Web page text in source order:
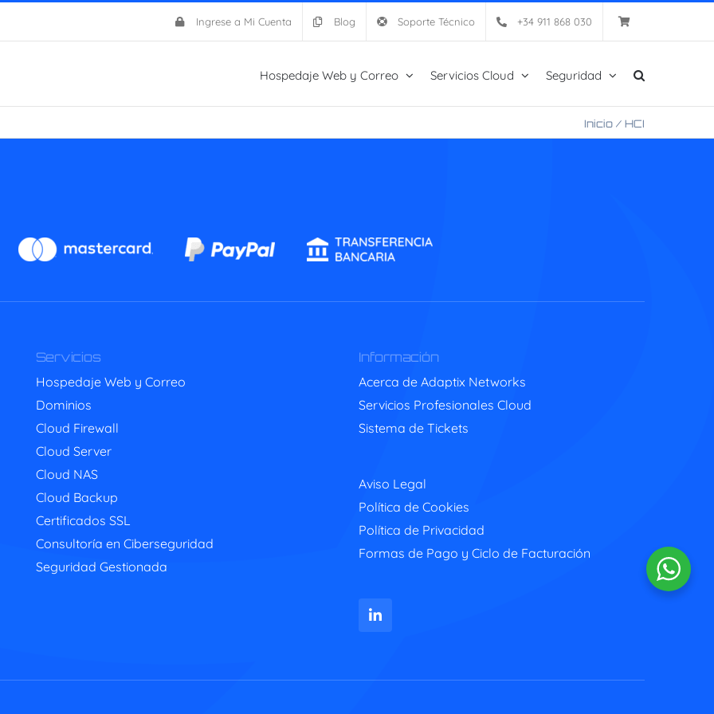
Ingrese a Mi Cuenta Blog Soporte Técnico +34 911 868 030
Hospedaje Web y Correo Servicios Cloud Seguridad
Inicio / HCI
Servicios
Hospedaje Web y Correo
Dominios
Cloud Firewall
Cloud Server
Cloud NAS
Cloud Backup
Certificados SSL
Consultoría en Ciberseguridad
Seguridad Gestionada
Información
Acerca de Adaptix Networks
Servicios Profesionales Cloud
Sistema de Tickets
Aviso Legal
Política de Cookies
Política de Privacidad
Formas de Pago y Ciclo de Facturación